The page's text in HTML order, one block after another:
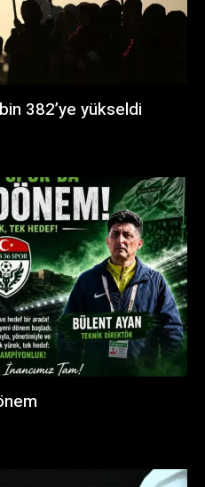
382’ye yükseldi